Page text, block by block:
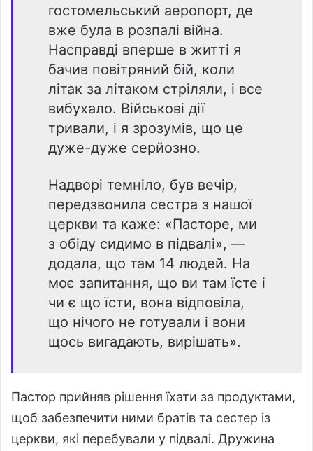
гостомельський аеропорт, де
вже була в розпалі війна.
Насправді вперше в житті я
бачив повітряний бій, коли
літак за літаком стріляли, і все
вибухало. Військові дії
тривали, і я зрозумів, що це
дуже-дуже серйозно.
Надворі темніло, був вечір,
передзвонила сестра з нашої
церкви та каже: «Пасторе, ми
з обіду сидимо в підвалі», —
додала, що там 14 людей. На
моє запитання, що ви там їсте і
чи є що їсти, вона відповіла,
що нічого не готували і вони
щось вигадають, вирішать».
Пастор прийняв рішення їхати за продуктами,
щоб забезпечити ними братів та сестер із
церкви, які перебували у підвалі. Дружина